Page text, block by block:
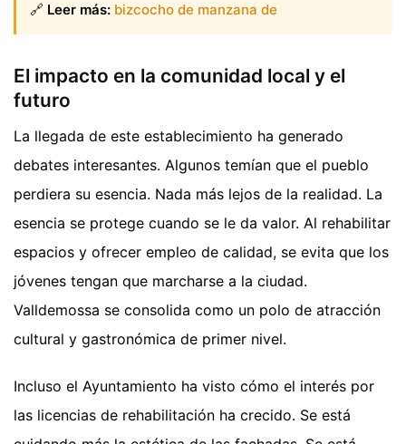
🔗 Leer más: bizcocho de manzana de
El impacto en la comunidad local y el
futuro
La llegada de este establecimiento ha generado
debates interesantes. Algunos temían que el pueblo
perdiera su esencia. Nada más lejos de la realidad. La
esencia se protege cuando se le da valor. Al rehabilitar
espacios y ofrecer empleo de calidad, se evita que los
jóvenes tengan que marcharse a la ciudad.
Valldemossa se consolida como un polo de atracción
cultural y gastronómica de primer nivel.
Incluso el Ayuntamiento ha visto cómo el interés por
las licencias de rehabilitación ha crecido. Se está